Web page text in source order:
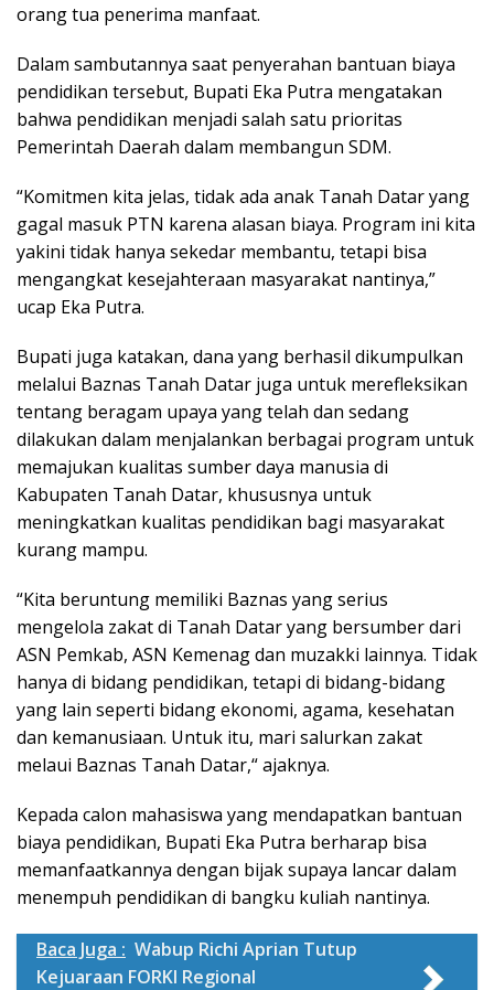
orang tua penerima manfaat.
Dalam sambutannya saat penyerahan bantuan biaya
pendidikan tersebut, Bupati Eka Putra mengatakan
bahwa pendidikan menjadi salah satu prioritas
Pemerintah Daerah dalam membangun SDM.
“Komitmen kita jelas, tidak ada anak Tanah Datar yang
gagal masuk PTN karena alasan biaya. Program ini kita
yakini tidak hanya sekedar membantu, tetapi bisa
mengangkat kesejahteraan masyarakat nantinya,”
ucap Eka Putra.
Bupati juga katakan, dana yang berhasil dikumpulkan
melalui Baznas Tanah Datar juga untuk merefleksikan
tentang beragam upaya yang telah dan sedang
dilakukan dalam menjalankan berbagai program untuk
memajukan kualitas sumber daya manusia di
Kabupaten Tanah Datar, khususnya untuk
meningkatkan kualitas pendidikan bagi masyarakat
kurang mampu.
“Kita beruntung memiliki Baznas yang serius
mengelola zakat di Tanah Datar yang bersumber dari
ASN Pemkab, ASN Kemenag dan muzakki lainnya. Tidak
hanya di bidang pendidikan, tetapi di bidang-bidang
yang lain seperti bidang ekonomi, agama, kesehatan
dan kemanusiaan. Untuk itu, mari salurkan zakat
melaui Baznas Tanah Datar,“ ajaknya.
Kepada calon mahasiswa yang mendapatkan bantuan
biaya pendidikan, Bupati Eka Putra berharap bisa
memanfaatkannya dengan bijak supaya lancar dalam
menempuh pendidikan di bangku kuliah nantinya.
Baca Juga : Wabup Richi Aprian Tutup
Kejuaraan FORKI Regional